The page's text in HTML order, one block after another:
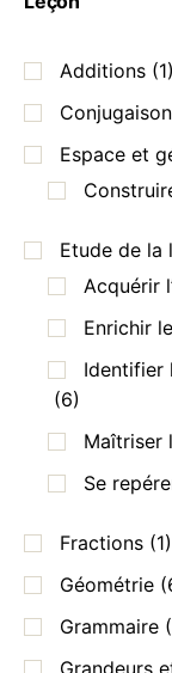
Additions (1)
Conjugaison
Espace et
Etude de la
Acquérir
Enrichir
Identifier
(6)
Maîtriser
Se
Fractions (1)
Géométrie
Grammaire
Grandeurs